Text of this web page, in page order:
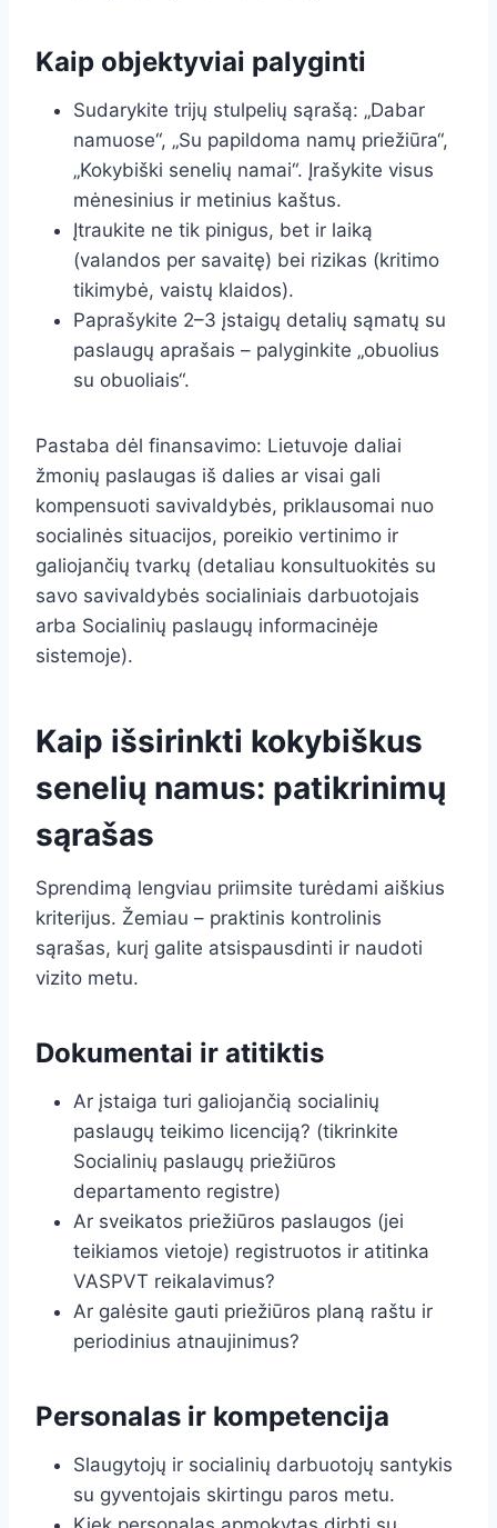
Kaip objektyviai palyginti
Sudarykite trijų stulpelių sąrašą: „Dabar
namuose“, „Su papildoma namų priežiūra“,
„Kokybiški senelių namai“. Įrašykite visus
mėnesinius ir metinius kaštus.
Įtraukite ne tik pinigus, bet ir laiką
(valandos per savaitę) bei rizikas (kritimo
tikimybė, vaistų klaidos).
Paprašykite 2–3 įstaigų detalių sąmatų su
paslaugų aprašais – palyginkite „obuolius
su obuoliais“.
Pastaba dėl finansavimo: Lietuvoje daliai
žmonių paslaugas iš dalies ar visai gali
kompensuoti savivaldybės, priklausomai nuo
socialinės situacijos, poreikio vertinimo ir
galiojančių tvarkų (detaliau konsultuokitės su
savo savivaldybės socialiniais darbuotojais
arba Socialinių paslaugų informacinėje
sistemoje).
Kaip išsirinkti kokybiškus
senelių namus: patikrinimų
sąrašas
Sprendimą lengviau priimsite turėdami aiškius
kriterijus. Žemiau – praktinis kontrolinis
sąrašas, kurį galite atsispausdinti ir naudoti
vizito metu.
Dokumentai ir atitiktis
Ar įstaiga turi galiojančią socialinių
paslaugų teikimo licenciją? (tikrinkite
Socialinių paslaugų priežiūros
departamento registre)
Ar sveikatos priežiūros paslaugos (jei
teikiamos vietoje) registruotos ir atitinka
VASPVT reikalavimus?
Ar galėsite gauti priežiūros planą raštu ir
periodinius atnaujinimus?
Personalas ir kompetencija
Slaugytojų ir socialinių darbuotojų santykis
su gyventojais skirtingu paros metu.